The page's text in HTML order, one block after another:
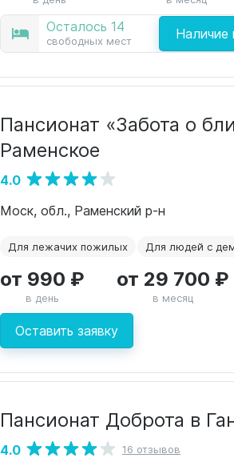
Осталось 14
свободных мест Наличие
Пансионат «Забота о
Раменское
4.0
Моск, обл., Раменский р-н
Для лежачих пожилых Для людей с
Оставить заявку
от 990 ₽
в день
от 29 700 ₽
в месяц
Пансионат Доброта в
4.0 16 отзывов